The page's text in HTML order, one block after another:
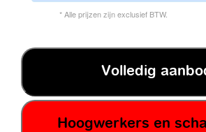
* Alle prijzen zijn exclusief BTW.
Volledig
Hoogwerkers en